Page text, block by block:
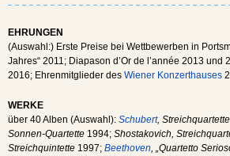
EHRUNGEN
(Auswahl:) Erste Preise bei Wettbewerben in
Jahres“ 2011; Diapason d’Or de l’année 2013
2016; Ehrenmitglieder des Wiener Konzerthauses
WERKE
über 40 Alben (Auswahl): Schubert, Streichquartette
Sonnen-Quartette 1994; Shostakovich,
Streichquintette 1997; Beethoven, „Quartetto